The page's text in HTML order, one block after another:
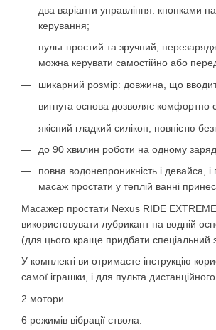
два варіанти управління: кнопками
керування;
пульт простий та зручний,
можна керувати самостійно або
шикарний розмір: довжина, що
вигнута основа дозволяє комфортно
якісний гладкий силікон, повністю
до 90 хвилин роботи на одному
повна водонепроникність і
масаж простати у теплій ванні
Масажер простати Nexus RIDE
використовувати лубрикант на водній
(для цього краще придбати спеціальний
У комплекті ви отримаєте інструкцію
самої іграшки, і для пульта
2 мотори.
6 режимів вібрації ствола.